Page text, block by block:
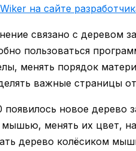
на сайте
связано с деревом
пользоваться
менять порядок
важные страницы
появилось новое дерево
мышью, менять их цвет,
дерево колёсиком